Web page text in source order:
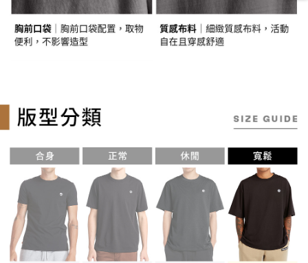
請求用戶進行身份認證。
恩沛科技股份有限公司將有權停止該用戶之使用額度並採取法律行動。